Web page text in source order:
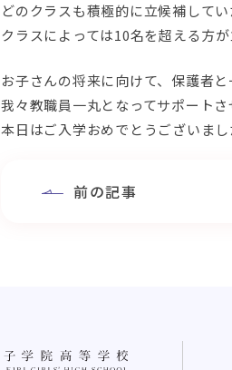
どのクラスも積極的に立候補してい
クラスによっては10名を超える方
お子さんの将来に向けて、保護者と
我々教職員一丸となってサポートさ
本日はご入学おめでとうございまし
前の記事